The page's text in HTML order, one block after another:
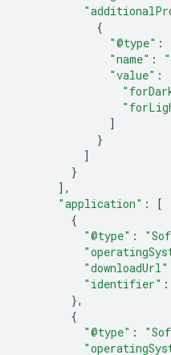
{
"@type" :
"name" :
"value" :
]
}
]
}
],
"application" :
[
{
"@type" :
"downloadUrl"
"identifier" :
},
{
"@type" :